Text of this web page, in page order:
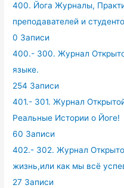
400. Йога Журналы,
преподавателей и
0 Записи
400.- 300. Журнал
языке.
254 Записи
401.- 301. Журнал
Реальные Истории о Йоге!
60 Записи
402.- 302. Журнал
жизнь,или как мы всё
27 Записи